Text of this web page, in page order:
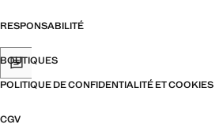
RESPONSABILITÉ
BOUTIQUES
POLITIQUE DE CONFIDENTIALITÉ ET COOKIES
CGV